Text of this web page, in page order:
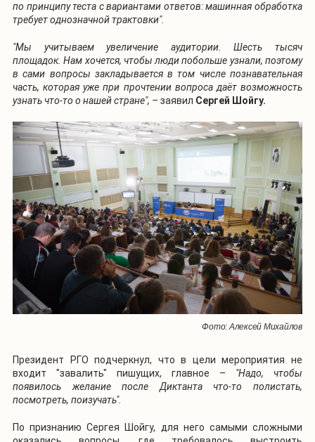
по принципу теста с вариантами ответов: машинная обработка
требует однозначной трактовки".
"Мы учитываем увеличение аудитории. Шесть тысяч
площадок. Нам хочется, чтобы люди побольше узнали, поэтому
в сами вопросы закладывается в том числе познавательная
часть, которая уже при прочтении вопроса даёт возможность
узнать что-то о нашей стране", – заявил Сергей Шойгу.
Фото: Алексей Михайлов
Президент РГО подчеркнул, что в цели мероприятия не
входит "завалить" пишущих, главное – "Надо, чтобы
появилось желание после Диктанта что-то полистать,
посмотреть, поизучать".
По признанию Сергея Шойгу, для него самыми сложными